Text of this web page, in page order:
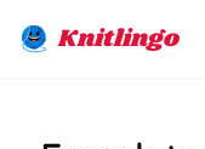
Knitlingo